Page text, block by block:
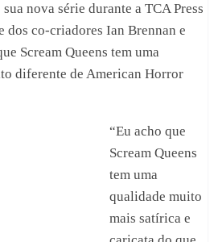
nova série durante a TCA Press
dos co-criadores Ian Brennan e
Scream Queens tem uma
diferente de American Horror
“Eu acho que
Scream Queens
tem uma
qualidade muito
mais satírica e